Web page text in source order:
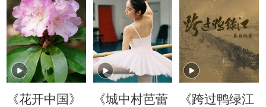
《花开中国》
《城中村芭蕾
《跨过鸭绿江